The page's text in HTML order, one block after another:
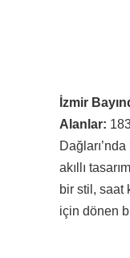
İzmir
Alanlar:
akıllı
bir stil, saat
için dönen